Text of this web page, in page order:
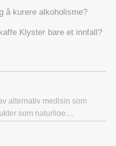
å kurere alkoholisme?
Klyster bare et innfall?
alternativ medisin som
som naturlige
men fortsatt